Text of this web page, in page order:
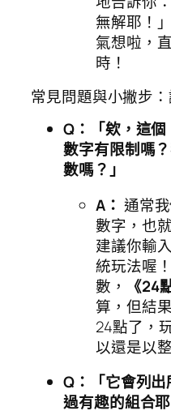
無解耶！
氣想啦，
時！
常見問題與小撇步
Q：「欸，這個
數字有限制嗎
數嗎？」
A： 通常
數字，也
建議你輸
統玩法喔
數，
《24
算，但結
24點了，
以還是以
Q：「它會列
過有趣的組合耶